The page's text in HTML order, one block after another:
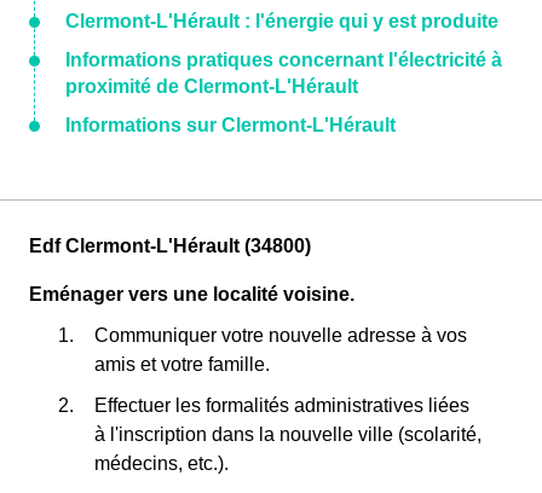
Clermont-L'Hérault : l'énergie qui y est produite
Informations pratiques concernant l'électricité à
proximité de Clermont-L'Hérault
Informations sur Clermont-L'Hérault
Edf Clermont-L'Hérault (34800)
Eménager vers une localité voisine.
Communiquer votre nouvelle adresse à vos
amis et votre famille.
Effectuer les formalités administratives liées
à l'inscription dans la nouvelle ville (scolarité,
médecins, etc.).